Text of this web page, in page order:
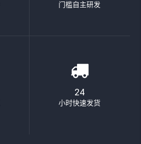
门槛自主研发
24
小时快速发货